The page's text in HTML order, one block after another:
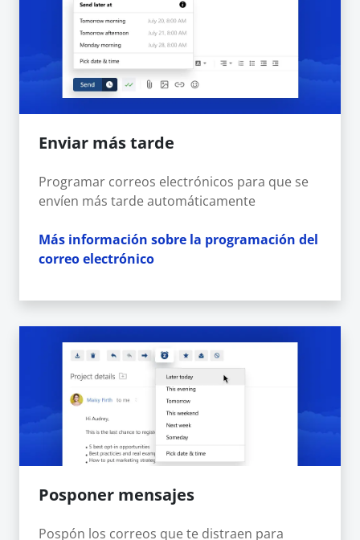
Enviar más tarde
Programar correos electrónicos para que se
envíen más tarde automáticamente
Más información sobre la programación del
correo electrónico
Posponer mensajes
Pospón los correos que te distraen para